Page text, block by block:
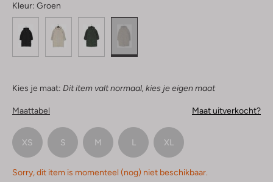
Kleur: Groen
Kies je maat: Dit item valt normaal, kies je eigen maat
Maattabel Maat uitverkocht?
XS S M L XL
Sorry, dit item is momenteel (nog) niet beschikbaar.